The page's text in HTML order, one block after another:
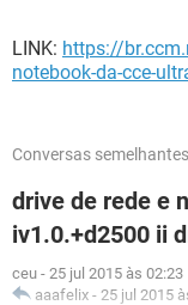
LINK: https://
notebook-da-cce-
Conversas semelhantes
drive de rede e
iv1.0.+d2500 ii
ceu - 25 jul 2015 às 02:23
aaafelix - 25 jul 2015